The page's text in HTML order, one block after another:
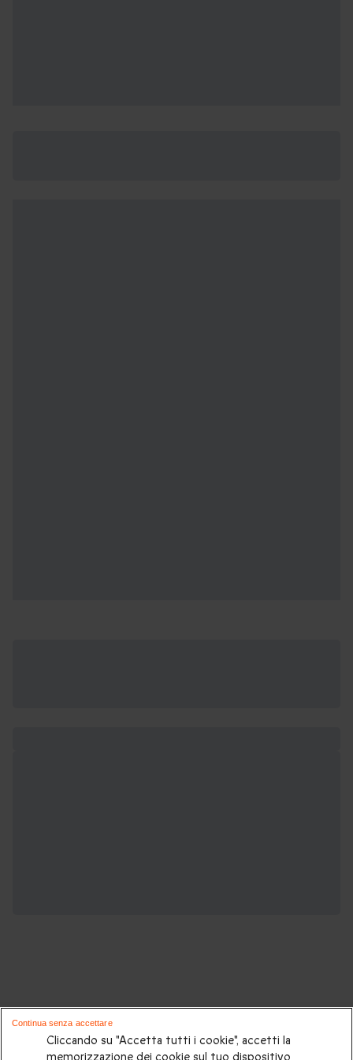
Potrebbero piacerti anche questi cofanetti
regalo:Cliccando su "Accetta tutti i cookie", accetti la
Continua senza accettare